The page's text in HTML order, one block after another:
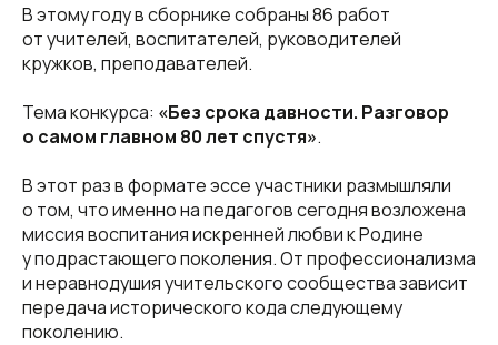
В этому году в сборнике собраны 86 работ
от учителей, воспитателей, руководителей
кружков, преподавателей.
Тема конкурса: «Без срока давности. Разговор
о самом главном 80 лет спустя».
В этот раз в формате эссе участники размышляли
о том, что именно на педагогов сегодня возложена
миссия воспитания искренней любви к Родине
у подрастающего поколения. От профессионализма
и неравнодушия учительского сообщества зависит
передача исторического кода следующему
поколению.